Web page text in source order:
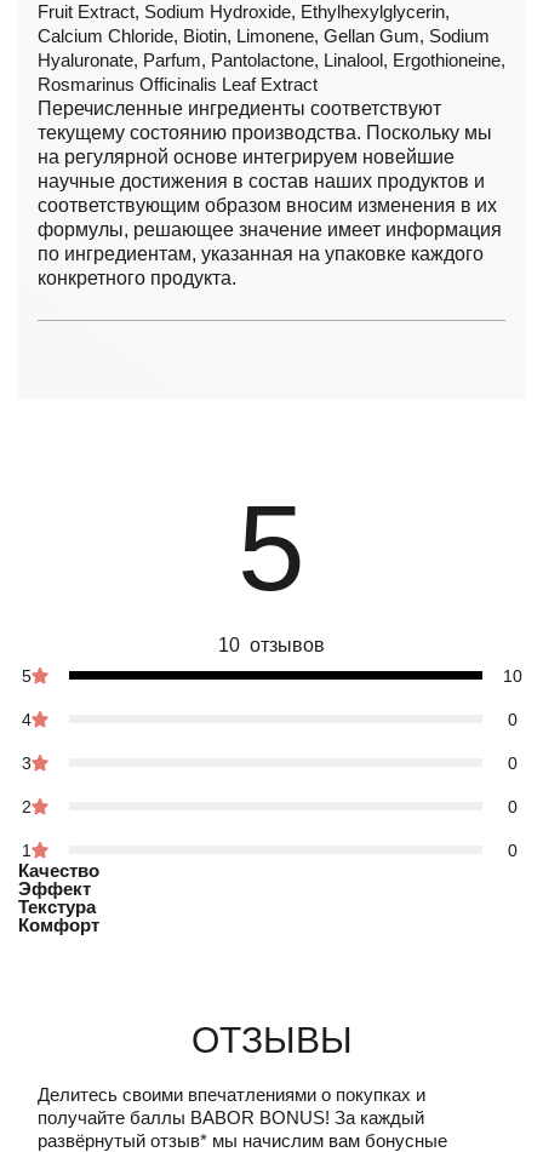
Fruit Extract, Sodium Hydroxide, Ethylhexylglycerin,
Calcium Chloride, Biotin, Limonene, Gellan Gum, Sodium
Hyaluronate, Parfum, Pantolactone, Linalool, Ergothioneine,
Rosmarinus Officinalis Leaf Extract
Перечисленные ингредиенты соответствуют
текущему состоянию производства. Поскольку мы
на регулярной основе интегрируем новейшие
научные достижения в состав наших продуктов и
соответствующим образом вносим изменения в их
формулы, решающее значение имеет информация
по ингредиентам, указанная на упаковке каждого
конкретного продукта.
5
10 отзывов
5 10
4 0
3 0
2 0
1 0
Качество
Эффект
Текстура
Комфорт
Отзывы
Делитесь своими впечатлениями о покупках и
получайте баллы BABOR BONUS! За каждый
развёрнутый отзыв* мы начислим вам бонусные